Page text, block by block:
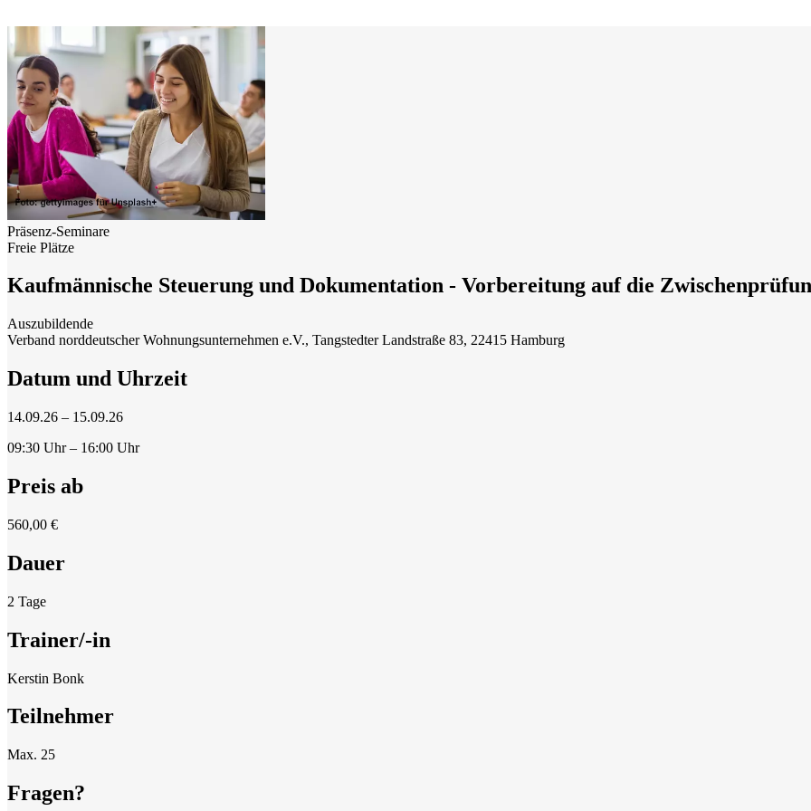
Präsenz-Seminare
Freie Plätze
Kaufmännische Steuerung und Dokumentation - Vorbereitung auf die
Auszubildende
Verband norddeutscher Wohnungsunternehmen e.V., Tangstedter Landstraße 83, 22415 Hamburg
Datum und Uhrzeit
14.09.26 – 15.09.26
09:30 Uhr – 16:00 Uhr
Preis ab
560,00 €
Dauer
2 Tage
Trainer/-in
Kerstin Bonk
Teilnehmer
Max. 25
Fragen?